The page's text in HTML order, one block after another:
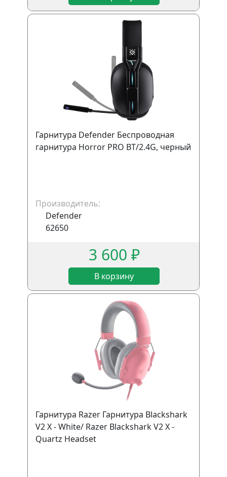
Гарнитура Defender Беспроводная
гарнитура Horror PRO BT/2.4G, черный
Производитель:
Defender
62650
3 600 ₽
В корзину
Гарнитура Razer Гарнитура Blackshark
V2 X - White/ Razer Blackshark V2 X -
Quartz Headset